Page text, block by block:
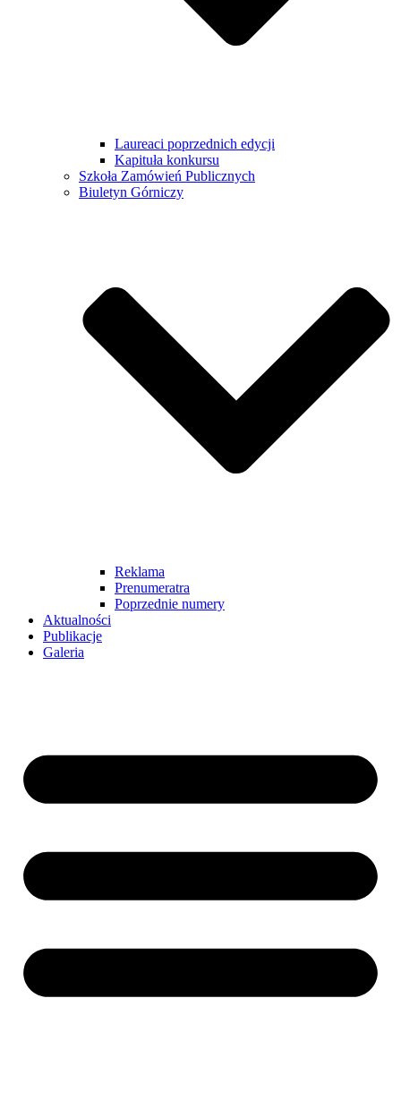
Laureaci poprzednich edycji
Kapituła konkursu
Szkoła Zamówień Publicznych
Biuletyn Górniczy
Reklama
Prenumeratra
Poprzednie numery
Aktualności
Publikacje
Galeria